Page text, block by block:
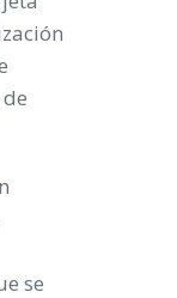
se